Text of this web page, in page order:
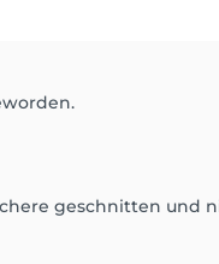
geschnitten und